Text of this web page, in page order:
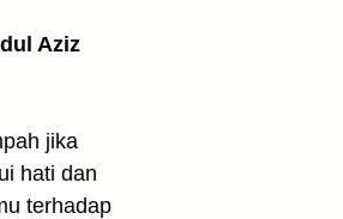
Aziz
jika
hati dan
terhadap